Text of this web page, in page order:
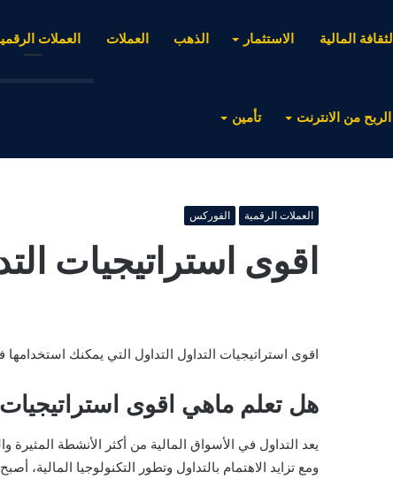
الثقافة المالية الاستثمار الذهب العملات العملات
الربح من الانترنت تأمين
العملات الرقمية الفوركس
اقوى استراتيجيات
اقوى استراتيجيات التداول التداول التي يمكنك استخدامها
هل تعلم ماهي اقوى استراتيجيات
يعد التداول في الأسواق المالية من أكثر الأنشطة
ومع تزايد الاهتمام بالتداول وتطور التكنولوجيا